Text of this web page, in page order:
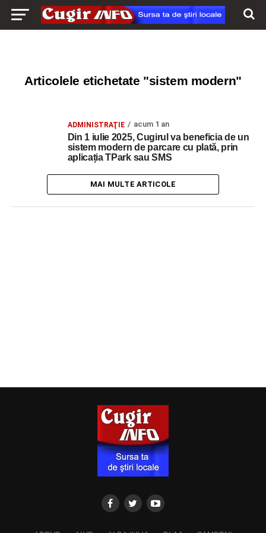
Articolele etichetate "sistem modern"
ADMINISTRAŢIE acum 1 an
Din 1 iulie 2025, Cugirul va beneficia de un
sistem modern de parcare cu plată, prin
aplicația TPark sau SMS
MAI MULTE ARTICOLE